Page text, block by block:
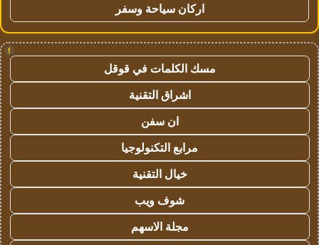
اركان سياحة وسفر
!
مسك الكلمات في قوقل
اشراق التقنية
ان سفن
مرابع التكنولوجيا
خيال التقنية
شوف ويب
مجلة الاسهم